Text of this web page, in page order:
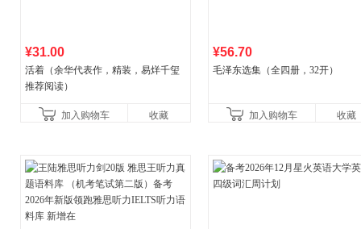
¥31.00
活着（余华代表作，精装，易烊千玺
推荐阅读）
加入购物车 收藏
¥56.70
毛泽东选集（全四册，32开）
加入购物车 收藏